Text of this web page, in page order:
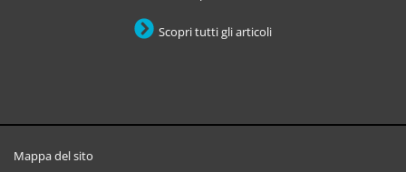
Scopri tutti gli articoli
Mappa del sito